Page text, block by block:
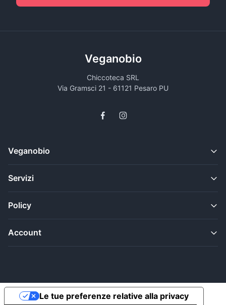
Veganobio
Chiccoteca SRL
Via Gramsci 21 - 61121 Pesaro PU
Veganobio
Servizi
Policy
Account
Le tue preferenze relative alla privacy